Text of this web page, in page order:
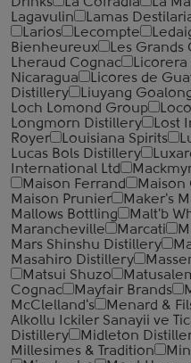
Lagavulin
Lamas
Larios
Lecompte
Bienheureux
Les Grands
Lheraud Cognac
Nicaragua
Licores de
Distillery
Liuyang
Loch Lomond Group
Longmorn Distillery
Lost
Royer
Louisiana Spirits
Lucas Bols Distillery
International Ltd
Maison Ferrand
Maison
Maison Prunier
Maker's
Mallows Bottling
Malt'b
Marancheville
Marcati
Mars Shinshu Distillery
Masahiro Distillery
Matsui Shuzo
Cognac
Mayfair Brands
McClelland's
Menard &
Alkollu Ickiler Sanayii ve
Distillery
Midleton
Millesimes & Tradition